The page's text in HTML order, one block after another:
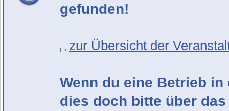
gefunden!
zur Übersicht der
Wenn du eine Betrieb
dies doch bitte über